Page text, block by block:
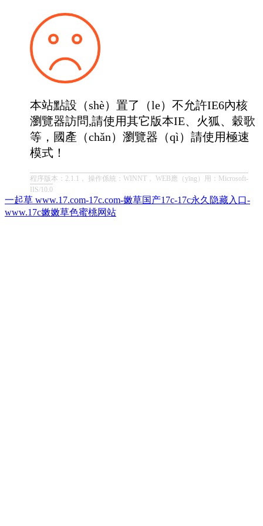
本站點設（shè）置了（le）不允許IE6內核
瀏覽器訪問,請使用其它版本IE、火狐、穀歌
等，國產（chǎn）瀏覽器（qì）請使用極速
模式！
程序版本：2.1.1， 操作係統：WINNT， WEB應（yīng）用：Microsoft-
IIS/10.0
一起草 www.17.com-17c.com-嫩草国产17c-17c永久隐藏入口-
www.17c嫩嫩草色蜜桃网站